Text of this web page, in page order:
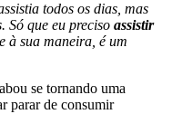
todos os dias, mas
. Só que eu preciso assistir
à sua maneira, é um
se tornando uma
parar de consumir